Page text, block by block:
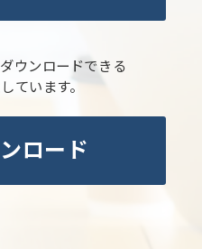
ウンロードできる
ています。
ロード